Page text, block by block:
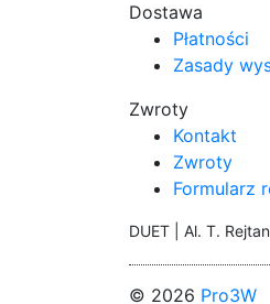
Dostawa
Płatności
Zasady
Zwroty
Kontakt
Zwroty
Formularz
DUET | Al. T.
© 2026 Pro3W